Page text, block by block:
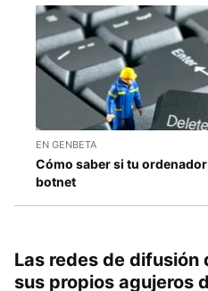
EN GENBETA
Cómo saber si tu
botnet
Las redes de difusión
sus propios agujeros